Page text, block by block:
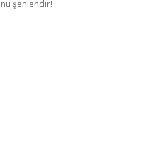
şenlendir!